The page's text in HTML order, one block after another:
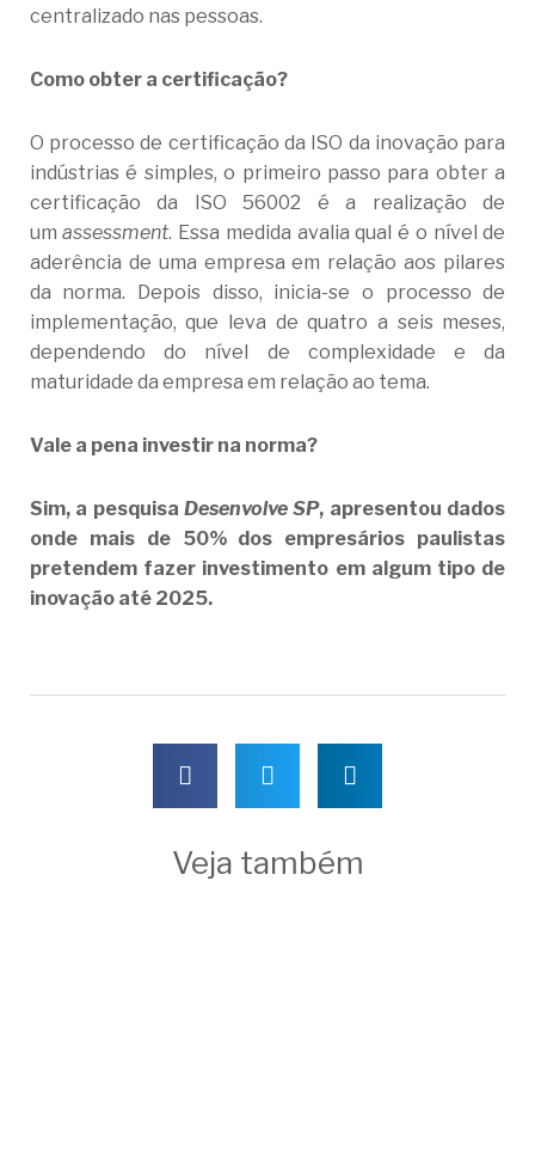
centralizado nas pessoas.
Como obter a certificação?
O processo de certificação da ISO da inovação para
indústrias é simples, o primeiro passo para obter a
certificação da ISO 56002 é a realização de
umassessment. Essa medida avalia qual é o nível de
aderência de uma empresa em relação aos pilares
da norma. Depois disso, inicia-se o processo de
implementação, que leva de quatro a seis meses,
dependendo do nível de complexidade e da
maturidade da empresa em relação ao tema.
Vale a pena investir na norma?
Sim, a pesquisa Desenvolve SP, apresentou dados
onde mais de 50% dos empresários paulistas
pretendem fazer investimento em algum tipo de
inovação até 2025.
Veja também